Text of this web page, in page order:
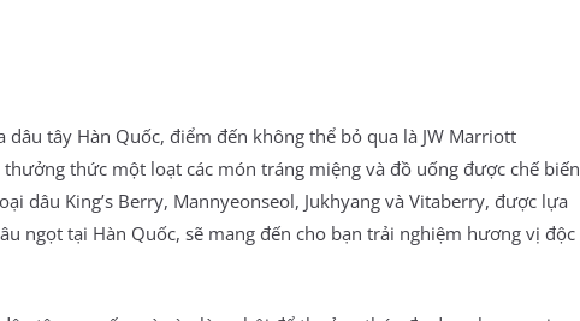
tây Hàn Quốc, điểm đến không thể bỏ qua là JW Marriott
thức một loạt các món tráng miệng và đồ uống được chế biến
dâu King’s Berry, Mannyeonseol, Jukhyang và Vitaberry, được lựa
ngọt tại Hàn Quốc, sẽ mang đến cho bạn trải nghiệm hương vị độc